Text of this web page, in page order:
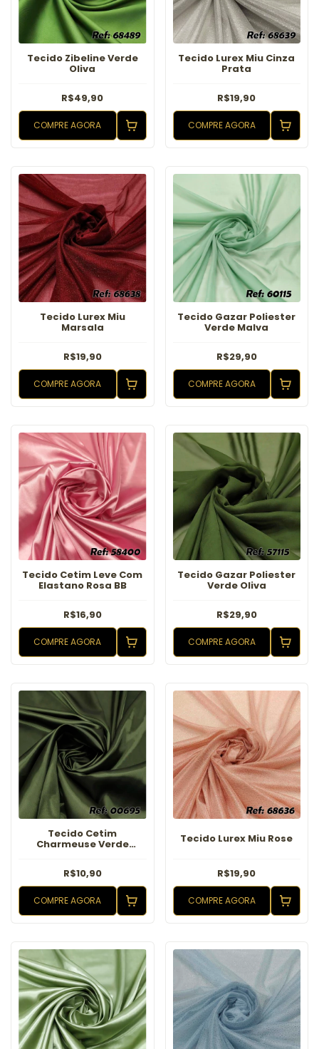
Tecido Zibeline Verde
Oliva
R$49,90
COMPRE AGORA
Tecido Lurex Miu Cinza
Prata
R$19,90
COMPRE AGORA
Tecido Lurex Miu
Marsala
R$19,90
COMPRE AGORA
Tecido Gazar Poliester
Verde Malva
R$29,90
COMPRE AGORA
Tecido Cetim Leve Com
Elastano Rosa BB
R$16,90
COMPRE AGORA
Tecido Gazar Poliester
Verde Oliva
R$29,90
COMPRE AGORA
Tecido Cetim
Charmeuse Verde
R$10,90
COMPRE AGORA
Tecido Lurex Miu Rose
R$19,90
COMPRE AGORA